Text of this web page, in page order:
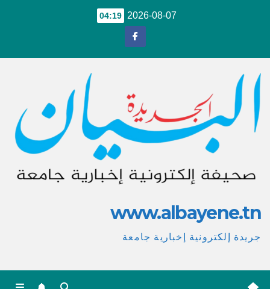
2026-08-07
04:19
www.albayene.tn
جريدة إلكترونية إخبارية جامعة